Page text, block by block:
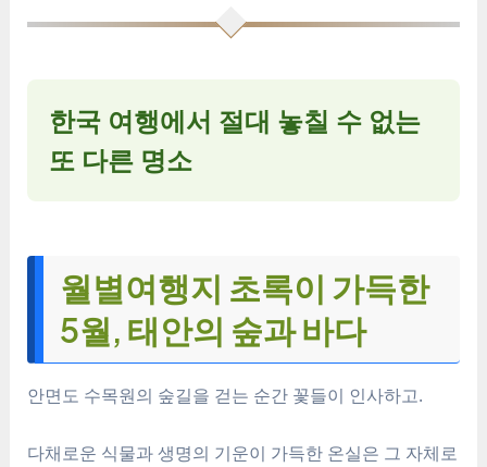
한국 여행에서 절대 놓칠 수 없는
또 다른 명소
월별여행지 초록이 가득한
5월, 태안의 숲과 바다
안면도 수목원의 숲길을 걷는 순간 꽃들이 인사하고.
다채로운 식물과 생명의 기운이 가득한 온실은 그 자체로